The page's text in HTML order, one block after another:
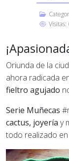
Visitas:
Oriunda de la
ahora radicada
fieltro agujado
Serie Muñecas
cactus, joyería y
todo realizado